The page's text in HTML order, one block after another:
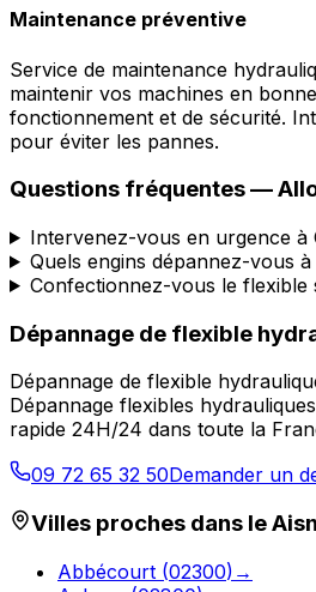
Maintenance préventive
Service de maintenance
maintenir vos machines en
fonctionnement et de sécurité.
pour éviter les pannes.
Questions fréquentes —
Intervenez-vous en urgence à
Quels engins dépannez-vous à
Confectionnez-vous le flexible
Dépannage de flexible
Dépannage de flexible
Dépannage flexibles
rapide 24H/24 dans toute la
09 72 65 32 50Demander un
Villes proches dans le
Abbécourt (02300) →